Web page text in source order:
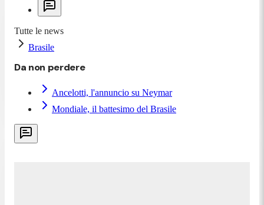
Tutte le news
Brasile
Da non perdere
Ancelotti, l'annuncio su Neymar
Mondiale, il battesimo del Brasile